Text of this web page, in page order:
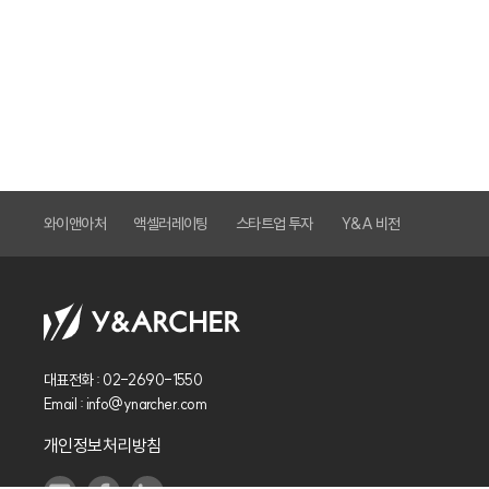
와이앤아처 액셀러레이팅 스타트업 투자 Y&A 비전
대표전화 : 02-2690-1550
Email : info@ynarcher.com
개인정보처리방침